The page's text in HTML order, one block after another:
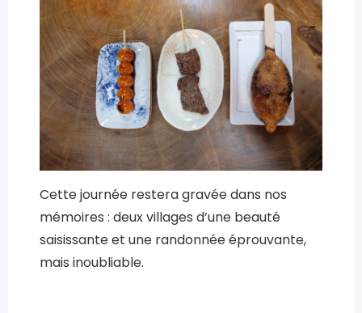
Cette journée restera gravée dans nos
mémoires : deux villages d’une beauté
saisissante et une randonnée éprouvante,
mais inoubliable.